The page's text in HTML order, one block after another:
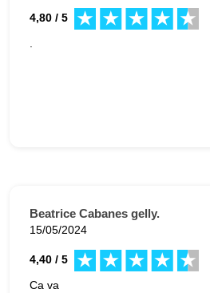
4,80 / 5
Beatrice Cabanes gelly.
15/05/2024
4,40 / 5
Ca va